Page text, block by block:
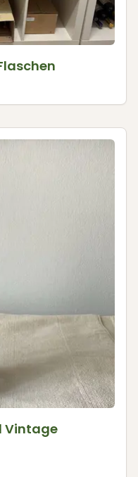
Vintage